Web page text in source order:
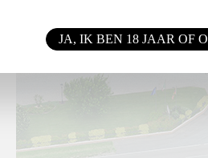
JA, IK BEN 18 JAAR OF